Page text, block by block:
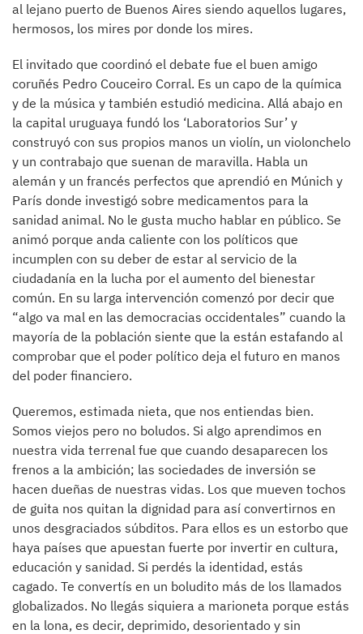
al lejano puerto de Buenos Aires siendo aquellos lugares,
hermosos, los mires por donde los mires.
El invitado que coordinó el debate fue el buen amigo
coruñés Pedro Couceiro Corral. Es un capo de la química
y de la música y también estudió medicina. Allá abajo en
la capital uruguaya fundó los ‘Laboratorios Sur’ y
construyó con sus propios manos un violín, un violonchelo
y un contrabajo que suenan de maravilla. Habla un
alemán y un francés perfectos que aprendió en Múnich y
París donde investigó sobre medicamentos para la
sanidad animal. No le gusta mucho hablar en público. Se
animó porque anda caliente con los políticos que
incumplen con su deber de estar al servicio de la
ciudadanía en la lucha por el aumento del bienestar
común. En su larga intervención comenzó por decir que
“algo va mal en las democracias occidentales” cuando la
mayoría de la población siente que la están estafando al
comprobar que el poder político deja el futuro en manos
del poder financiero.
Queremos, estimada nieta, que nos entiendas bien.
Somos viejos pero no boludos. Si algo aprendimos en
nuestra vida terrenal fue que cuando desaparecen los
frenos a la ambición; las sociedades de inversión se
hacen dueñas de nuestras vidas. Los que mueven tochos
de guita nos quitan la dignidad para así convertirnos en
unos desgraciados súbditos. Para ellos es un estorbo que
haya países que apuestan fuerte por invertir en cultura,
educación y sanidad. Si perdés la identidad, estás
cagado. Te convertís en un boludito más de los llamados
globalizados. No llegás siquiera a marioneta porque estás
en la lona, es decir, deprimido, desorientado y sin